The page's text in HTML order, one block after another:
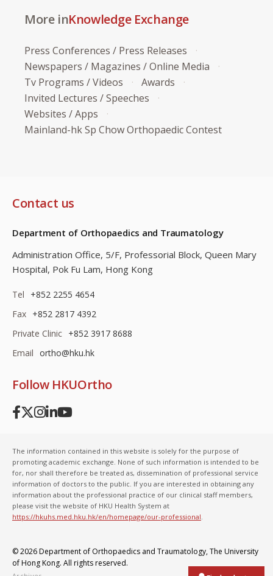
More inKnowledge Exchange
Press Conferences / Press Releases
Newspapers / Magazines / Online Media
Tv Programs / Videos
Awards
Invited Lectures / Speeches
Websites / Apps
Mainland-hk Sp Chow Orthopaedic Contest
Contact us
Department of Orthopaedics and Traumatology
Administration Office, 5/F, Professorial Block, Queen Mary
Hospital, Pok Fu Lam, Hong Kong
Tel
+852 2255 4654
Fax +852 2817 4392
Private Clinic +852 3917 8688
Email ortho@hku.hk
Follow HKUOrtho
The information contained in this website is solely for the purpose of
promoting academic exchange. None of such information is intended to be
for, nor shall therefore be treated as, dissemination of professional service
information of doctors to the public. If you are interested in obtaining any
information about the professional practice of our clinical staff members,
please visit the website of HKU Health System at
https://hkuhs.med.hku.hk/en/homepage/our-professional.
© 2026 Department of Orthopaedics and Traumatology,The University
of Hong Kong. All rights reserved.